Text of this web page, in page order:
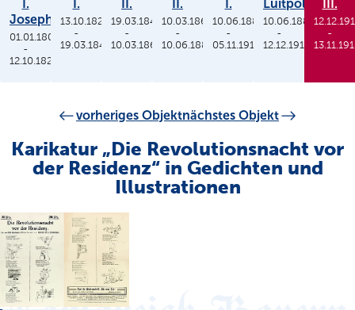
I.
Joseph
01.01.1806
-
12.10.1825
I.
13.10.1825
-
19.03.1848
II.
19.03.1848
-
10.03.1864
II.
10.03.1864
-
10.06.1886
I.
10.06.1886
-
05.11.1913
Luitpold
10.06.1886
-
12.12.1912
III.
-
vorheriges Objektnächstes Objekt
Karikatur „Die Revolutionsnacht vor
der Residenz“ in Gedichten und
Illustrationen